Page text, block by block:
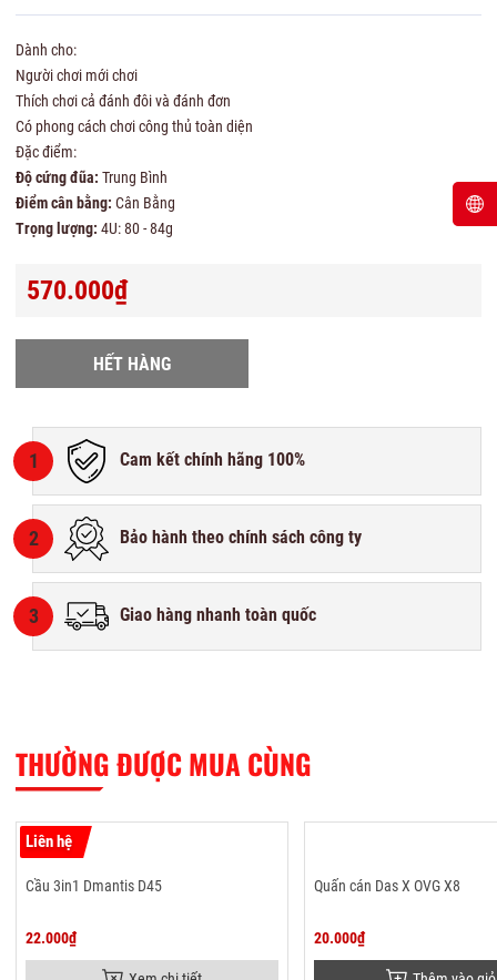
Dành cho:
Người chơi mới chơi
Thích chơi cả đánh đôi và đánh đơn
Có phong cách chơi công thủ toàn diện
Đặc điểm:
Độ cứng đũa: Trung Bình
Điểm cân bằng: Cân Bằng
Trọng lượng: 4U: 80 - 84g
570.000₫
HẾT HÀNG
1 Cam kết chính hãng 100%
2 Bảo hành theo chính sách công ty
3 Giao hàng nhanh toàn quốc
THƯỜNG ĐƯỢC MUA CÙNG
Liên hệ
Cầu 3in1 Dmantis D45
22.000₫
Quấn cán Das X OVG X8
20.000₫